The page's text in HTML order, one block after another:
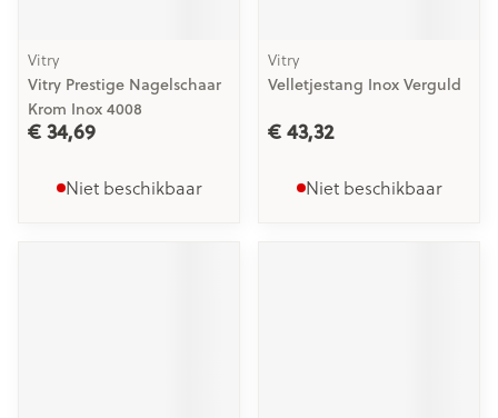
Vitry
Vitry Prestige Nagelschaar
Krom Inox 4008
€ 34,69
Niet beschikbaar
Vitry
Velletjestang Inox Verguld
€ 43,32
Niet beschikbaar